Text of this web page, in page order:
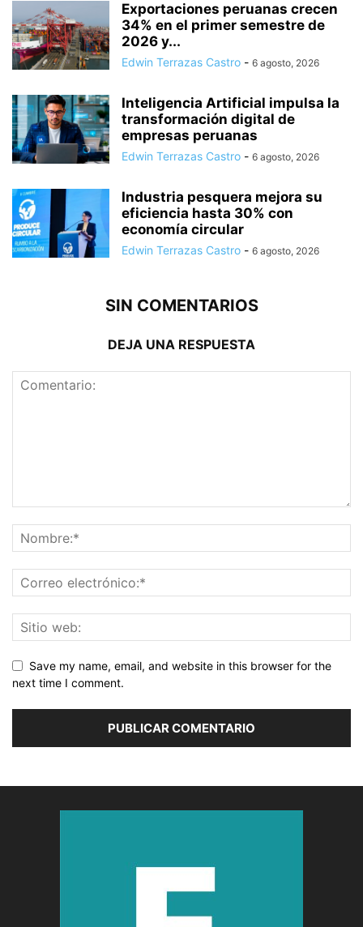
Exportaciones peruanas crecen
34% en el primer semestre de
2026 y...
Edwin Terrazas Castro - 6 agosto, 2026
Inteligencia Artificial impulsa la
transformación digital de
empresas peruanas
Edwin Terrazas Castro - 6 agosto, 2026
Industria pesquera mejora su
eficiencia hasta 30% con
economía circular
Edwin Terrazas Castro - 6 agosto, 2026
SIN COMENTARIOS
DEJA UNA RESPUESTA
Save my name, email, and website in this browser for the
next time I comment.